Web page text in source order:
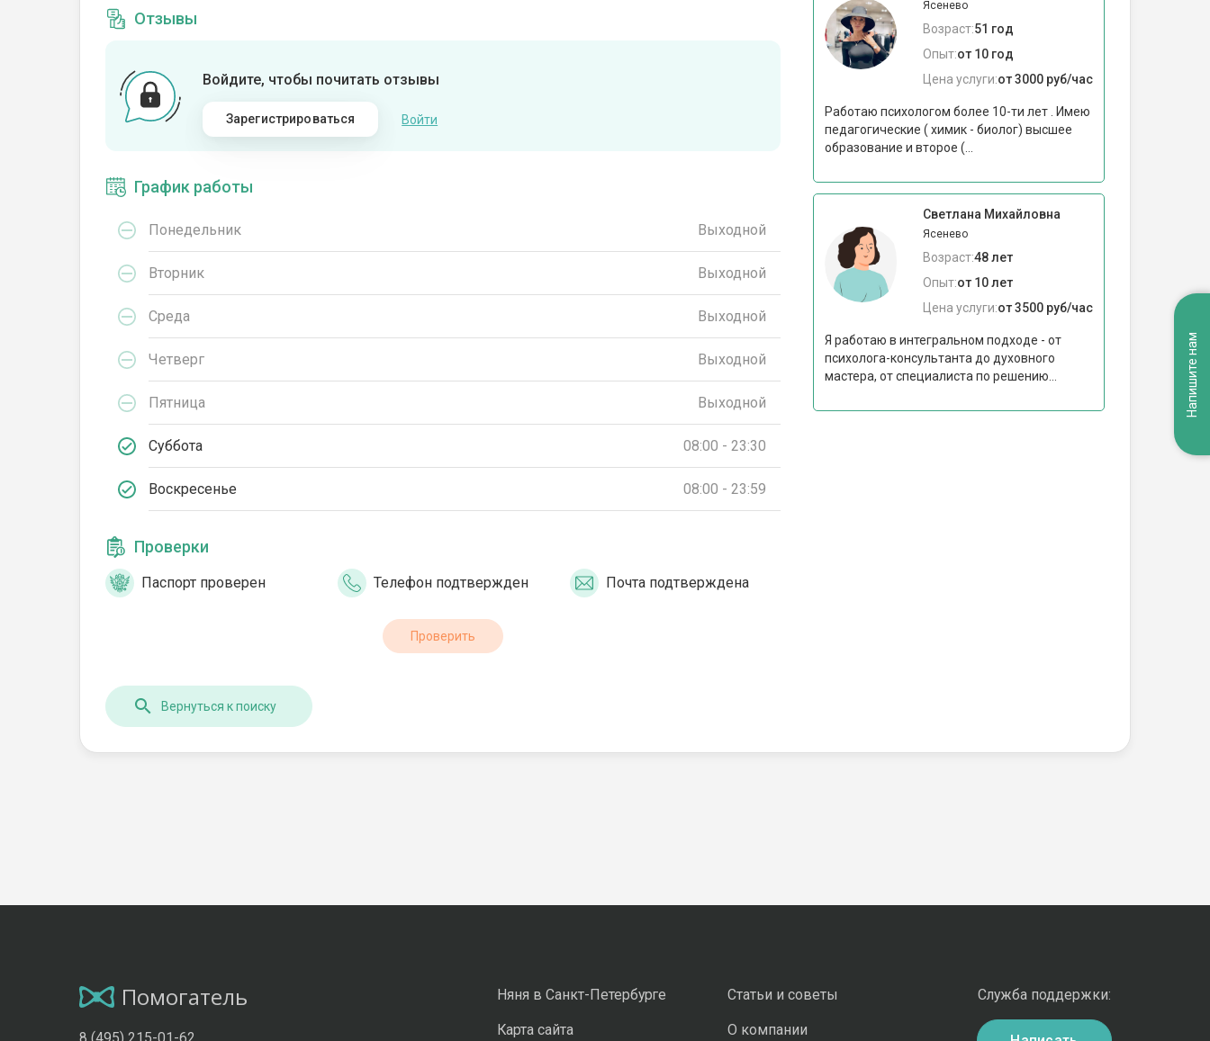
Отзывы
Войдите, чтобы почитать отзывы
Зарегистрироваться Войти
График работы
Понедельник Выходной
Вторник Выходной
Среда Выходной
Четверг Выходной
Пятница Выходной
Суббота 08:00 - 23:30
Воскресенье 08:00 - 23:59
Проверки
Паспорт проверен Телефон подтвержден Почта подтверждена
Проверить
Ясенево
Возраст:51 год
Опыт:от 10 год
Цена услуги:от 3000 руб/час
Работаю психологом более 10-ти лет . Имею
педагогические ( химик - биолог) высшее
образование и второе (...
Светлана Михайловна
Ясенево
Возраст:48 лет
Опыт:от 10 лет
Цена услуги:от 3500 руб/час
Я работаю в интегральном подходе - от
психолога-консультанта до духовного
мастера, от специалиста по решению...
Вернуться к поиску
Помогатель Няня в Санкт-Петербурге
Карта сайта
Статьи и советы
О компании
Служба поддержки:
Напишите нам